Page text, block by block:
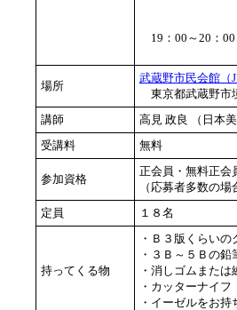
(5分
19：00～20：
場所
武蔵野市民会館（
東京都武蔵野市
講師
高見 政良 （日本
受講料
無料
参加資格
正会員・無料正会
（応募者多数の
定員
１８名
持ってくる物
・Ｂ３版くらい
・３Ｂ～５Ｂの
・消しゴムまたは
・カッターナイフ
・イーゼルをお